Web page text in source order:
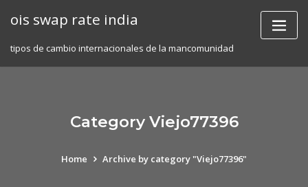
ois swap rate india
tipos de cambio internacionales de la mancomunidad
Category Viejo77396
Home Archive by category "Viejo77396"